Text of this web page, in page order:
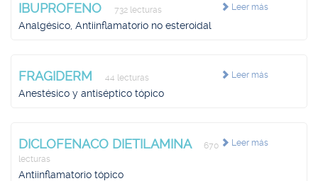
Leer más
IBUPROFENO 732 lecturas
Analgésico, Antiinflamatorio no esteroidal
Leer más
FRAGIDERM 44 lecturas
Anestésico y antiséptico tópico
Leer más
DICLOFENACO DIETILAMINA
670
lecturas
Antiinflamatorio tópico